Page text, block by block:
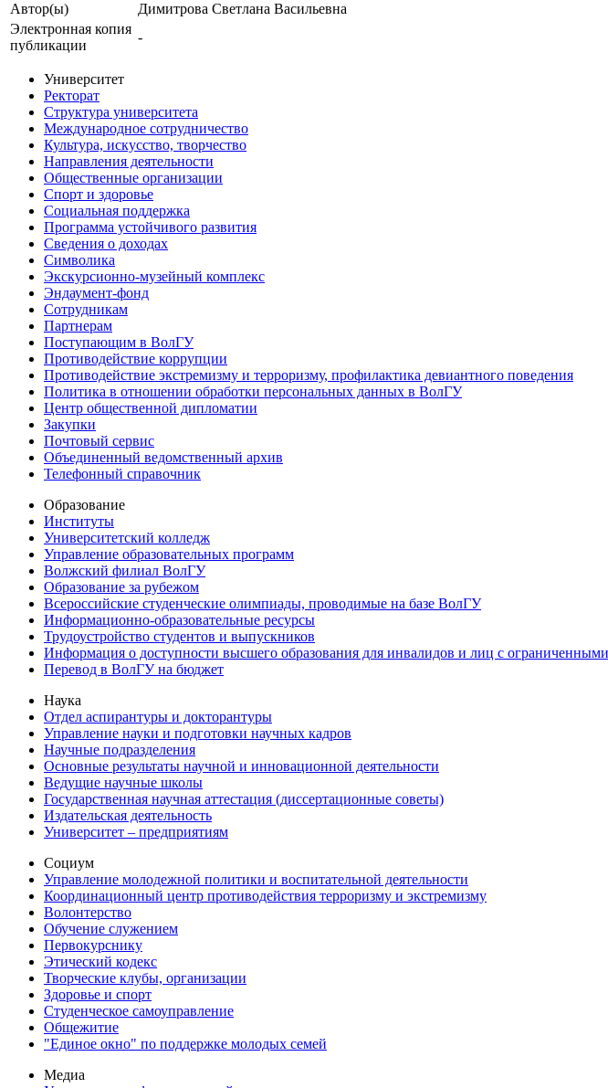
Автор(ы)
Димитрова Светлана Васильевна
Электронная копия
публикации
-
Университет
Ректорат
Структура университета
Международное сотрудничество
Культура, искусство, творчество
Направления деятельности
Общественные организации
Спорт и здоровье
Социальная поддержка
Программа устойчивого развития
Сведения о доходах
Символика
Экскурсионно-музейный комплекс
Эндаумент-фонд
Сотрудникам
Партнерам
Поступающим в ВолГУ
Противодействие коррупции
Противодействие экстремизму и терроризму, профилактика девиантного поведения
Политика в отношении обработки персональных данных в ВолГУ
Центр общественной дипломатии
Закупки
Почтовый сервис
Объединенный ведомственный архив
Телефонный справочник
Образование
Институты
Университетский колледж
Управление образовательных программ
Волжский филиал ВолГУ
Образование за рубежом
Всероссийские студенческие олимпиады, проводимые на базе ВолГУ
Информационно-образовательные ресурсы
Трудоустройство студентов и выпускников
Информация о доступности высшего образования для инвалидов и лиц с
Перевод в ВолГУ на бюджет
Наука
Отдел аспирантуры и докторантуры
Управление науки и подготовки научных кадров
Научные подразделения
Основные результаты научной и инновационной деятельности
Ведущие научные школы
Государственная научная аттестация (диссертационные советы)
Издательская деятельность
Университет – предприятиям
Социум
Управление молодежной политики и воспитательной деятельности
Координационный центр противодействия терроризму и экстремизму
Волонтерство
Обучение служением
Первокурснику
Этический кодекс
Творческие клубы, организации
Здоровье и спорт
Студенческое самоуправление
Общежитие
"Единое окно" по поддержке молодых семей
Медиа